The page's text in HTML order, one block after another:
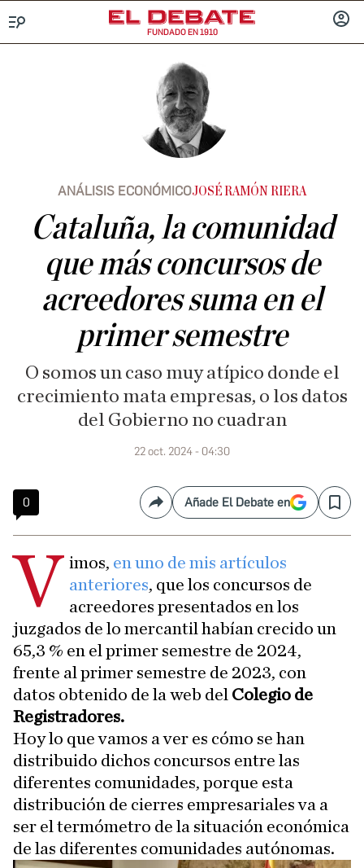
FUNDADO EN 1910
ANÁLISIS ECONÓMICOJOSÉ RAMÓN RIERA
Cataluña, la comunidad
que más concursos de
acreedores suma en el
primer semestre
O somos un caso muy atípico donde el
crecimiento mata empresas, o los datos
del Gobierno no cuadran
22 oct. 2024 - 04:30
0 CompartirAñade El Debate en Save
V imos, en uno de mis artículos
anteriores, que los concursos de
acreedores presentados en los
juzgados de lo mercantil habían crecido un
65,3 % en el primer semestre de 2024,
frente al primer semestre de 2023, con
datos obtenido de la web del Colegio de
Registradores.
Hoy lo que vamos a ver es cómo se han
distribuido dichos concursos entre las
diferentes comunidades, porque esta
distribución de cierres empresariales va a
ser el termómetro de la situación económica
de las diferentes comunidades autónomas.